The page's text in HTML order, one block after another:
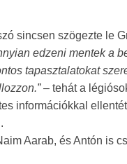
sincsen szögezte le
edzeni mentek a
tapasztalatokat
– tehát a
információkkal
Aarab, és Antón is